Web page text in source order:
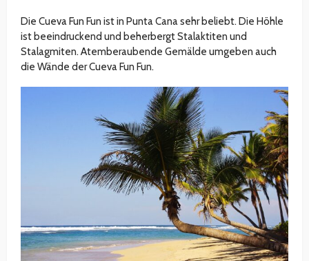
Die Cueva Fun Fun ist in Punta Cana sehr beliebt. Die Höhle
ist beeindruckend und beherbergt Stalaktiten und
Stalagmiten. Atemberaubende Gemälde umgeben auch
die Wände der Cueva Fun Fun.